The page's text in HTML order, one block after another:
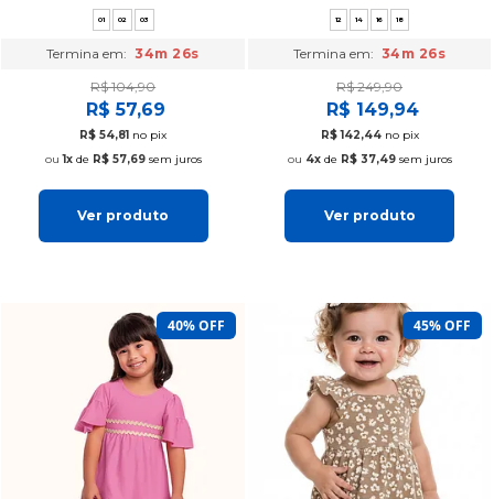
01 02 03
Termina em: 34m 25s
R$ 104,90
R$ 57,69
R$ 54,81 no pix
1xde R$ 57,69sem juros
Ver produto
12 14 16 18
Termina em: 34m 25s
R$ 249,90
R$ 149,94
R$ 142,44 no pix
4xde R$ 37,49sem juros
Ver produto
40% OFF 45% OFF